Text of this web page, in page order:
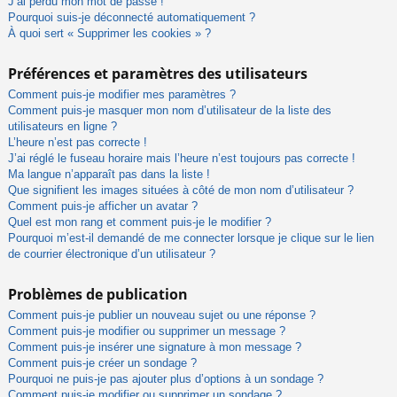
Pourquoi suis-je déconnecté automatiquement ?
À quoi sert « Supprimer les cookies » ?
Préférences et paramètres des utilisateurs
Comment puis-je modifier mes paramètres ?
Comment puis-je masquer mon nom d’utilisateur de la liste des
utilisateurs en ligne ?
L’heure n’est pas correcte !
J’ai réglé le fuseau horaire mais l’heure n’est toujours pas correcte !
Ma langue n’apparaît pas dans la liste !
Que signifient les images situées à côté de mon nom d’utilisateur ?
Comment puis-je afficher un avatar ?
Quel est mon rang et comment puis-je le modifier ?
Pourquoi m’est-il demandé de me connecter lorsque je clique sur le lien
de courrier électronique d’un utilisateur ?
Problèmes de publication
Comment puis-je publier un nouveau sujet ou une réponse ?
Comment puis-je modifier ou supprimer un message ?
Comment puis-je insérer une signature à mon message ?
Comment puis-je créer un sondage ?
Pourquoi ne puis-je pas ajouter plus d’options à un sondage ?